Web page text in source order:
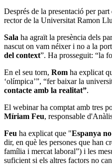
Després de la presentació per part
rector de la Universitat Ramon
Sala ha agraït la presència dels
nascut on vam néixer i no a la
del context”. Ha prosseguit: “la
En el seu torn, Rom ha explicat
‘olímpica’”, “fer baixar la
contacte amb la realitat”.
El webinarha comptat amb tres
Míriam Feu, responsable
Feu ha explicat que "Espanya
dir, en què les persones que han
família i mercat laboral”) i les
suficient si els altres factors no